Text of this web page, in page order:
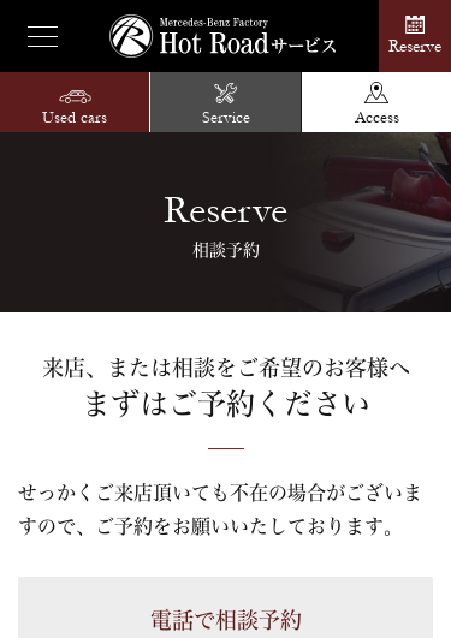
Reserve
Used cars Service Access
Reserve
相談予約
来店、または相談をご希望のお客様へ
まずはご予約ください
せっかくご来店頂いても不在の場合がございま
すので、ご予約をお願いいたしております。
電話で相談予約